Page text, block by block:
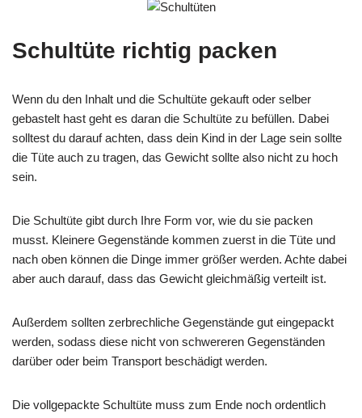
Schultüte richtig packen
Wenn du den Inhalt und die Schultüte gekauft oder selber
gebastelt hast geht es daran die Schultüte zu befüllen. Dabei
solltest du darauf achten, dass dein Kind in der Lage sein sollte
die Tüte auch zu tragen, das Gewicht sollte also nicht zu hoch
sein.
Die Schultüte gibt durch Ihre Form vor, wie du sie packen
musst. Kleinere Gegenstände kommen zuerst in die Tüte und
nach oben können die Dinge immer größer werden. Achte dabei
aber auch darauf, dass das Gewicht gleichmäßig verteilt ist.
Außerdem sollten zerbrechliche Gegenstände gut eingepackt
werden, sodass diese nicht von schwereren Gegenständen
darüber oder beim Transport beschädigt werden.
Die vollgepackte Schultüte muss zum Ende noch ordentlich